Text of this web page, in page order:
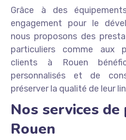
Grâce à des
engagement pour le
nous proposons des
particuliers comme aux
clients à Rouen
personnalisés et de
préserver la qualité de leur
Nos services de
Rouen